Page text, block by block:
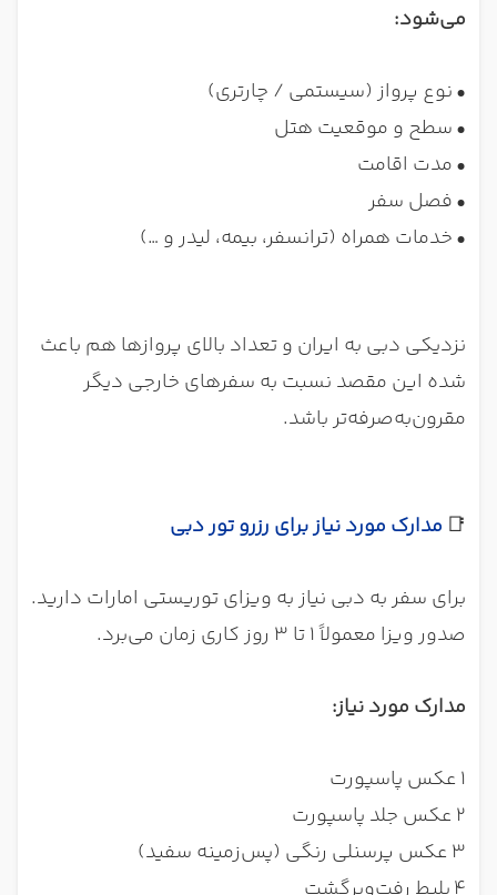
می‌شود:
•نوع پرواز (سیستمی / چارتری)
•سطح و موقعیت هتل
•مدت اقامت
•فصل سفر
•خدمات همراه (ترانسفر، بیمه، لیدر و …)
نزدیکی دبی به ایران و تعداد بالای پروازها هم باعث
شده این مقصد نسبت به سفرهای خارجی دیگر
مقرون‌به‌صرفه‌تر باشد.
📑 مدارک مورد نیاز برای رزرو تور دبی
برای سفر به دبی نیاز به ویزای توریستی امارات دارید.
صدور ویزا معمولاً ۱ تا 3 روز کاری زمان می‌برد.
مدارک مورد نیاز:
1 عکس پاسپورت
2 عکس جلد پاسپورت
3 عکس پرسنلی رنگی (پس‌زمینه سفید)